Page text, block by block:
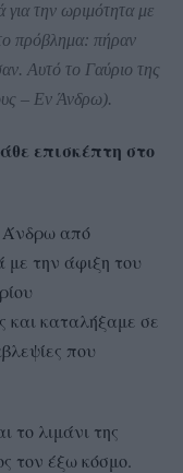
για την ωριμότητα με
πρόβλημα: πήραν
Αυτό το Γαύριο της
– Εν Άνδρω).
επισκέπτη στο
Άνδρω από
την άφιξη του
και καταλήξαμε σε
που
το λιμάνι της
τον έξω κόσμο.